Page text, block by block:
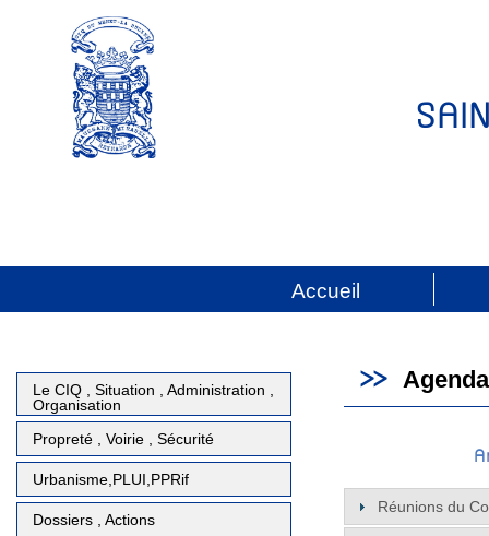
Accueil
Le CIQ , Situation , Administration ,
Organisation
Propreté , Voirie , Sécurité
Urbanisme,PLUI,PPRif
Dossiers , Actions
Agenda
Réunions du